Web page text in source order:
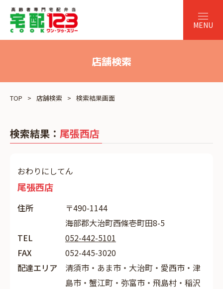
店舗検索
TOP 店舗検索 検索結果画面
検索結果： 尾張西店
おわりにしてん
尾張西店
住所
〒490-1144
海部郡大治町西條壱町田8-5
TEL
052-442-5101
FAX
052-445-3020
配達エリア
清須市・あま市・大治町・愛西市・津
島市・蟹江町・弥富市・飛島村・稲沢